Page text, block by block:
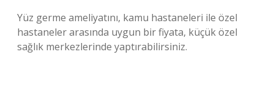
Yüz germe ameliyatını, kamu hastaneleri ile özel
hastaneler arasında uygun bir fiyata, küçük özel
sağlık merkezlerinde yaptırabilirsiniz.